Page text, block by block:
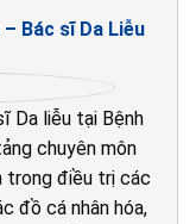
Bác sĩ Da Liễu
Da liễu tại Bệnh
chuyên môn
trong điều trị các
đồ cá nhân hóa,